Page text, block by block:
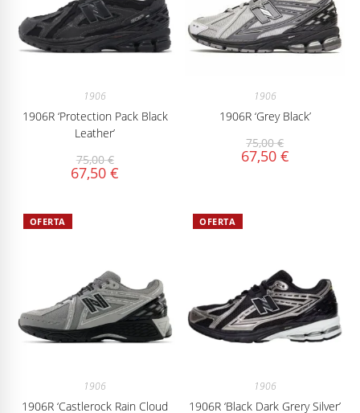
1906
1906R ‘Protection Pack Black
Leather’
75,00€
67,50€
1906
1906R ‘Grey Black’
75,00€
67,50 €
OFERTA
1906
1906R ‘Castlerock Rain Cloud
OFERTA
1906
1906R ‘Black Dark Grery Silver’